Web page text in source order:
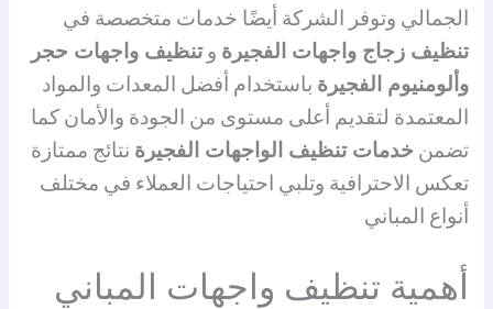
الجمالي وتوفر الشركة أيضًا خدمات متخصصة في
تنظيف زجاج واجهات الفجيرة وتنظيف واجهات حجر
وألومنيوم الفجيرة باستخدام أفضل المعدات والمواد
المعتمدة لتقديم أعلى مستوى من الجودة والأمان كما
تضمن خدمات تنظيف الواجهات الفجيرة نتائج ممتازة
تعكس الاحترافية وتلبي احتياجات العملاء في مختلف
أنواع المباني
أهمية تنظيف واجهات المباني